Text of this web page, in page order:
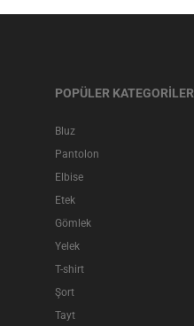
POPÜLER KATEGORİLER
Bluz
Pantolon
Elbise
Etek
Gömlek
Yelek
T-shirt
Şort
Tayt